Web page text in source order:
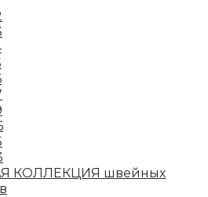
КОЛЛЕКЦИЯ швейных